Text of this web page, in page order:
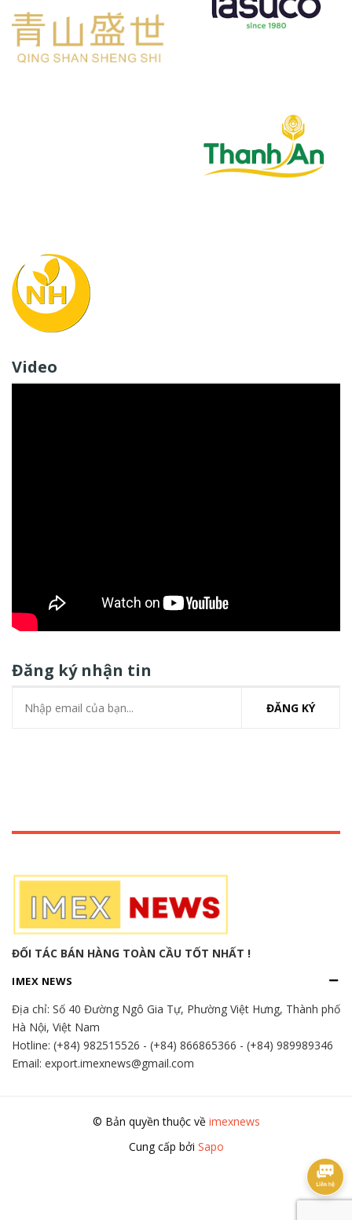
Video
Đăng ký nhận tin
ĐĂNG KÝ
ĐỐI TÁC BÁN HÀNG TOÀN CẦU TỐT NHẤT !
IMEX NEWS
Địa chỉ: Số 40 Đường Ngô Gia Tự, Phường Việt Hưng, Thành phố
Hà Nội, Việt Nam
Hotline: (+84) 982515526 - (+84) 866865366 - (+84) 989989346
Email: export.imexnews@gmail.com
© Bản quyền thuộc về imexnews
Cung cấp bởi Sapo